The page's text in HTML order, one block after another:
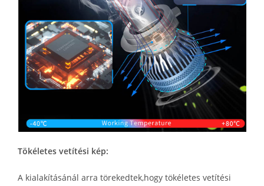
Tökéletes vetítési kép:
A kialakításánál arra törekedtek,hogy tökéletes vetítési